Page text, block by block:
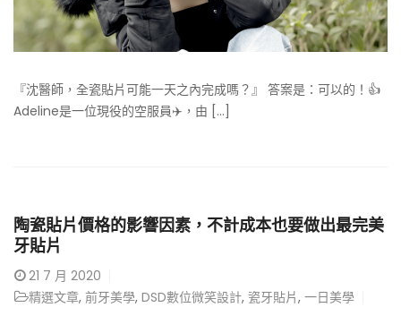
『沈醫師，全瓷貼片可能一天之內完成嗎？』 答案是：可以的！👍
Adeline是一位現役的空服員✈️，由 [...]
陶瓷貼片價格的影響因素，不計成本也要做出最完美
牙貼片
21 7 月 2020
精選文章, 前牙美學, DSD數位微笑設計, 瓷牙貼片, 一日美學